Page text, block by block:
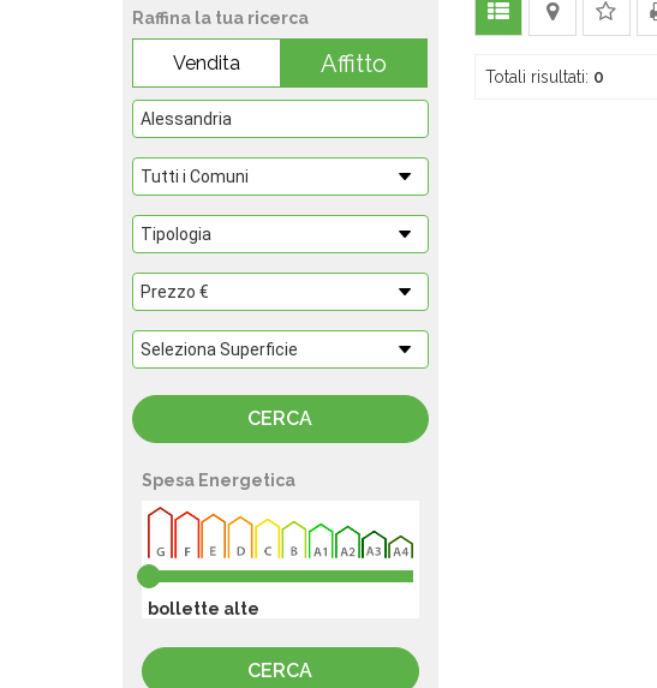
Raffina la tua ricerca
Vendita Affitto
Spesa Energetica
bollette alte
Totali risultati: 0